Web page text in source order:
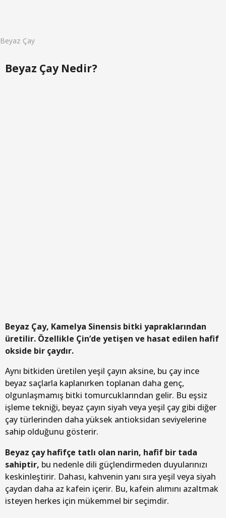
Beyaz Çay
Beyaz Çay Nedir?
Beyaz Çay, Kamelya Sinensis bitki yapraklarından
üretilir. Özellikle Çin’de yetişen ve hasat edilen hafif
okside bir çaydır.
Aynı bitkiden üretilen yeşil çayın aksine, bu çay ince
beyaz saçlarla kaplanırken toplanan daha genç,
olgunlaşmamış bitki tomurcuklarından gelir. Bu eşsiz
işleme tekniği, beyaz çayın siyah veya yeşil çay gibi diğer
çay türlerinden daha yüksek antioksidan seviyelerine
sahip olduğunu gösterir.
Beyaz çay hafifçe tatlı olan narin, hafif bir tada
sahiptir, bu nedenle dili güçlendirmeden duyularınızı
keskinleştirir. Dahası, kahvenin yanı sıra yeşil veya siyah
çaydan daha az kafein içerir. Bu, kafein alımını azaltmak
isteyen herkes için mükemmel bir seçimdir.